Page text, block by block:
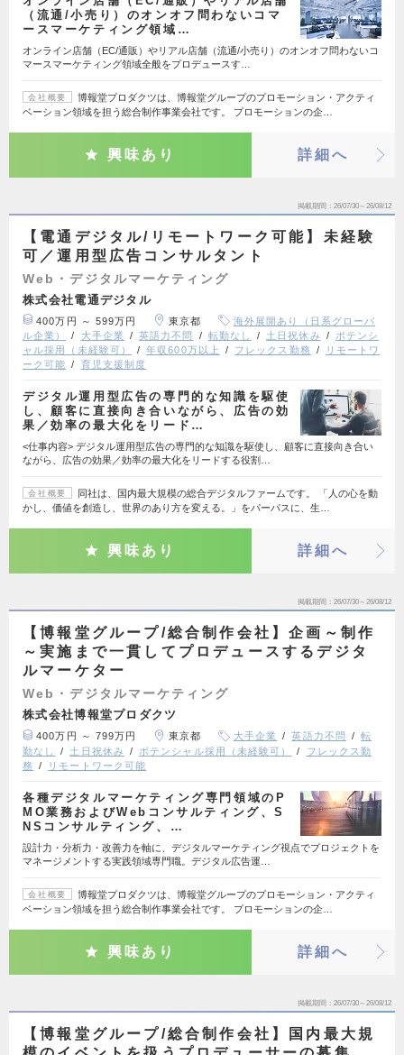
（流通/小売り）のオンオフ問わないコマ
ースマーケティング領域…
オンライン店舗（EC/通販）やリアル店舗（流通/小売り）のオンオフ問わないコ
マースマーケティング領域全般をプロデュースす…
会社概要
博報堂プロダクツは、博報堂グループのプロモーション・アクティ
ベーション領域を担う総合制作事業会社です。 プロモーションの企…
興味あり 詳細へ
掲載期間 26/07/30～26/08/12
【電通デジタル/リモートワーク可能】未経験
可／運用型広告コンサルタント
Web・デジタルマーケティング
株式会社電通デジタル
400万円 ～ 599万円 東京都
海外展開あり（日系グローバ
ル企業）
大手企業 英語力不問 転勤なし 土日祝休み
ポテンシ
ャル採用（未経験可）
年収600万以上 フレックス勤務
リモートワ
ーク可能
育児支援制度
デジタル運用型広告の専門的な知識を駆使
し、顧客に直接向き合いながら、広告の効
果／効率の最大化をリード…
<仕事内容> デジタル運用型広告の専門的な知識を駆使し、顧客に直接向き合い
ながら、広告の効果／効率の最大化をリードする役割…
会社概要
同社は、国内最大規模の総合デジタルファームです。 「人の心を動
かし、価値を創造し、世界のあり方を変える。」をパーパスに、生…
興味あり 詳細へ
掲載期間 26/07/30～26/08/12
【博報堂グループ/総合制作会社】企画～制作
～実施まで一貫してプロデュースするデジタ
ルマーケター
Web・デジタルマーケティング
株式会社博報堂プロダクツ
400万円 ～ 799万円 東京都 大手企業 英語力不問
転
勤なし
土日祝休み ポテンシャル採用（未経験可）
フレックス勤
務
リモートワーク可能
各種デジタルマーケティング専門領域のP
MO業務およびWebコンサルティング、S
NSコンサルティング、…
設計力・分析力・改善力を軸に、デジタルマーケティング視点でプロジェクトを
マネージメントする実践領域専門職。デジタル広告運…
会社概要
博報堂プロダクツは、博報堂グループのプロモーション・アクティ
ベーション領域を担う総合制作事業会社です。 プロモーションの企…
興味あり 詳細へ
掲載期間 26/07/30～26/08/12
【博報堂グループ/総合制作会社】国内最大規